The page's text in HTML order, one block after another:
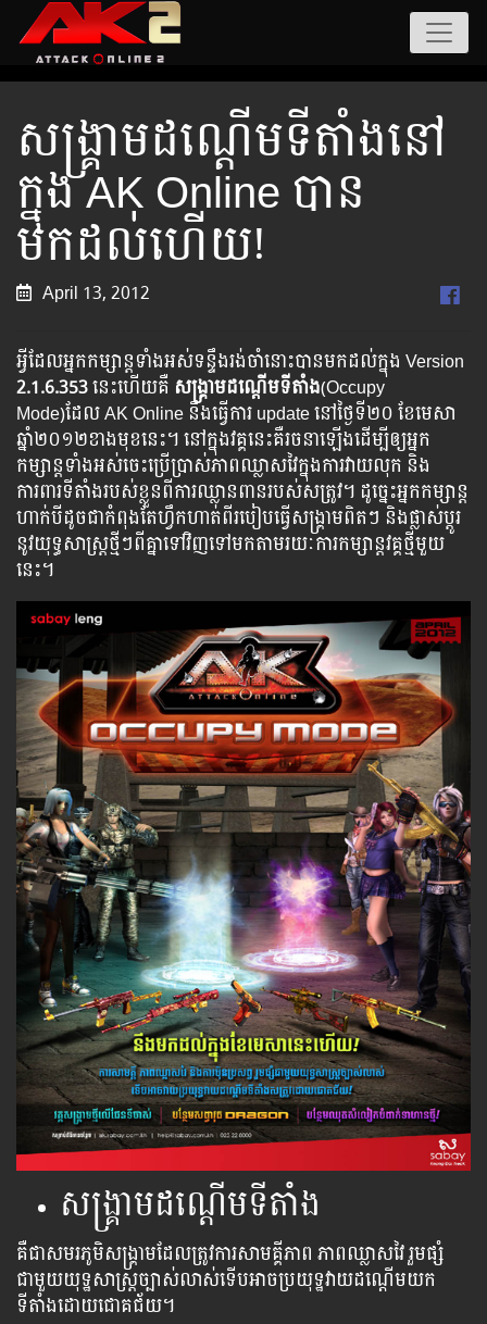
សង្រ្គាមដណ្តើមទីតាំងនៅ
ក្នុង AK Online បាន
មកដល់ហើយ!
April 13, 2012
អ្វីដែលអ្នកកម្សាន្តទាំងអស់ទន្ទឹងរង់ចាំនោះបានមកដល់ក្នុង Version​
2.1.6.353នេះហើយគឺ សង្រ្គាមដណ្តើមទីតាំង(Occupy
Mode)ដែល AK Online នឹងធ្វើការ update នៅថ្ងៃទី២០ ខែមេសា
ឆ្នាំ២០១២ខាងមុខនេះ​។ នៅ​ក្នុង​វគ្គ​នេះ​គឺ​រចនា​ឡើង​ដើម្បី​ឲ្យ​អ្នក​
កម្សាន្ត​ទាំងអស់​ចេះ​ប្រើប្រាស់​ភាព​ឈ្លាសវៃ​ក្នុង​ការ​វាយ​លុក​ និង​
ការពារ​ទីតាំង​របស់​ខ្លួន​ពី​ការ​ឈ្លានពាន​របស់​សត្រូវ។ ដូច្នេះ​អ្នក​កម្សាន្ត​
ហាក់​បី​ដូច​ជា​កំពុង​តែ​ហ្វឹក​ហាត់​ពី​របៀប​ធ្វើ​សង្គ្រាម​ពិតៗ​​ និង​ផ្លាស់​ប្ដូរ​
នូវ​​យុទ្ធសាស្ត្រ​ថ្មីៗ​ពី​គ្នា​ទៅ​វិញ​ទៅមក​តាម​រយៈ​ការ​កម្សាន្ត​វគ្គ​ថ្មី​មួយ​
នេះ។
សង្រ្គាមដណ្តើមទីតាំង
គឺ​ជា​សមរភូមិ​សង្រ្គាម​ដែល​ត្រូវ​ការ​សាមគ្គីភាព ភាព​ឈ្លាស​វៃ រួម​ផ្សំ​
ជាមួយ​យុទ្ឋសាស្រ្ត​ច្បាស់​លាស់​ទើប​អាច​ប្រយុទ្ឋ​វាយ​ដណ្តើម​យក​
ទីតាំង​ដោយ​ជោគជ័យ។